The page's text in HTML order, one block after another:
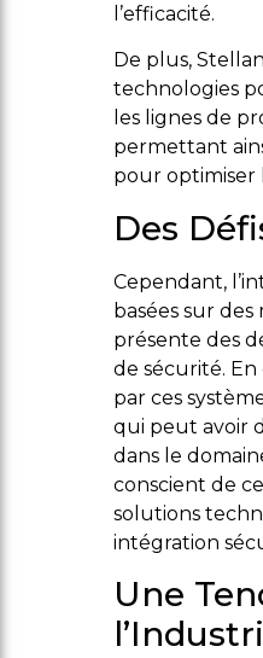
l’efficacité.
De plus,
technologies
les lignes de
permettant
pour optimiser
Des
Cependant,
basées sur
présente des
de sécurité.
par ces
qui peut avoir
dans le
conscient de
solutions
intégration
Une